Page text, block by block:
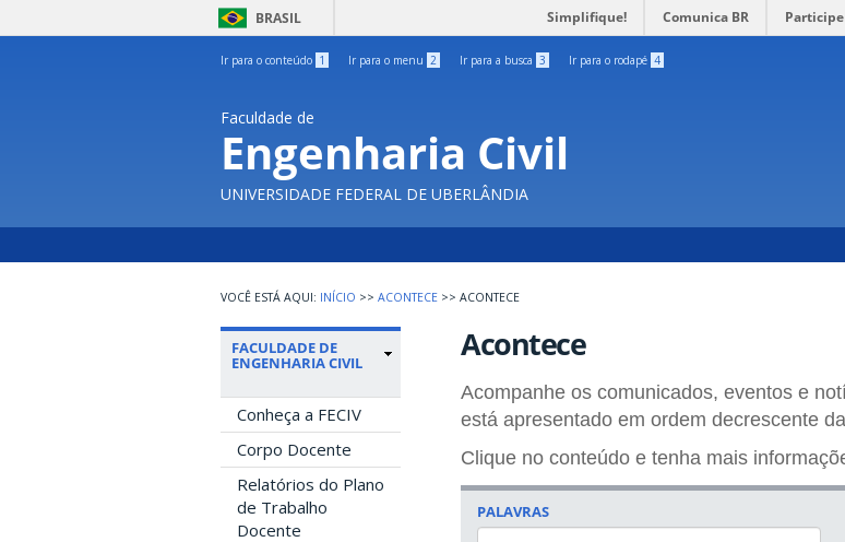
BRASIL Simplifique! Comunica BR Participe
Ir para o conteúdo 1 Ir para o menu 2 Ir para a busca 3 Ir para o rodapé 4
Faculdade de
Engenharia Civil
UNIVERSIDADE FEDERAL DE UBERLÂNDIA
INÍCIO >> ACONTECE >> ACONTECE
FACULDADE DE
ENGENHARIA CIVIL
Conheça a FECIV
Corpo Docente
Relatórios do Plano
de Trabalho
Docente
Acontece
Acompanhe os comunicados, eventos e
está apresentado em ordem decrescente
Clique no conteúdo e tenha mais
PALAVRAS